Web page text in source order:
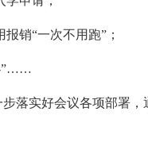
销“一次不用跑”；
”……
落实好会议各项部署